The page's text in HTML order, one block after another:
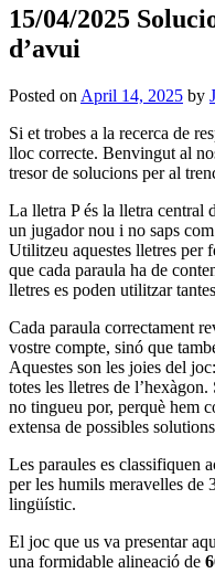
15/04/2025
d’avui
Posted on April 14, 2025 by
Si et trobes a la recerca de
lloc correcte. Benvingut al
tresor de solucions per al
La lletra P és la lletra central
un jugador nou i no saps
Utilitzeu aquestes lletres per
que cada paraula ha de
lletres es poden utilitzar
Cada paraula correctament
vostre compte, sinó que
Aquestes son les joies del
totes les lletres de
no tingueu por, perquè hem
extensa de possibles
Les paraules es classifiquen
per les humils meravelles de
lingüístic.
El joc que us va presentar
una formidable alineació de